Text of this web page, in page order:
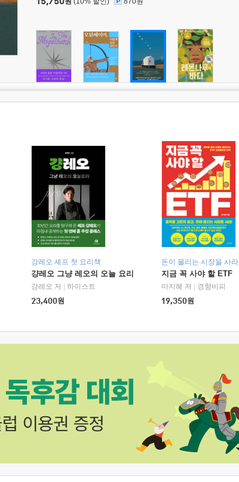
강레오 셰프 첫 요리책
걍레오 그냥 레오의 오늘 요리
강레오 저
하이스트
23,400원
돈이 몰리는 시장을 사라
지금 꼭 사야 할 ETF
마지혜 저
경향비피
19,350원